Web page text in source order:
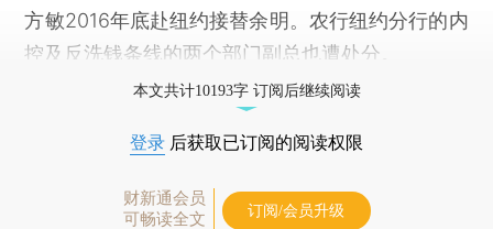
方敏2016年底赴纽约接替余明。农行纽约分行的内
控及反洗钱条线的两个部门副总也遭处分。
本文共计10193字 订阅后继续阅读
登录 后获取已订阅的阅读权限
财新通会员
可畅读全文
订阅/会员升级